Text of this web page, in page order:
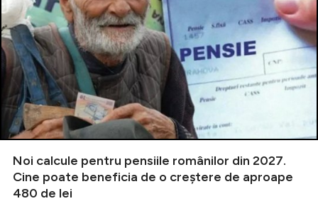
Noi calcule pentru pensiile românilor din 2027.
Cine poate beneficia de o creștere de aproape
480 de lei